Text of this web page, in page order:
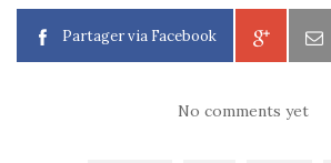
Partager via Facebook
No comments yet